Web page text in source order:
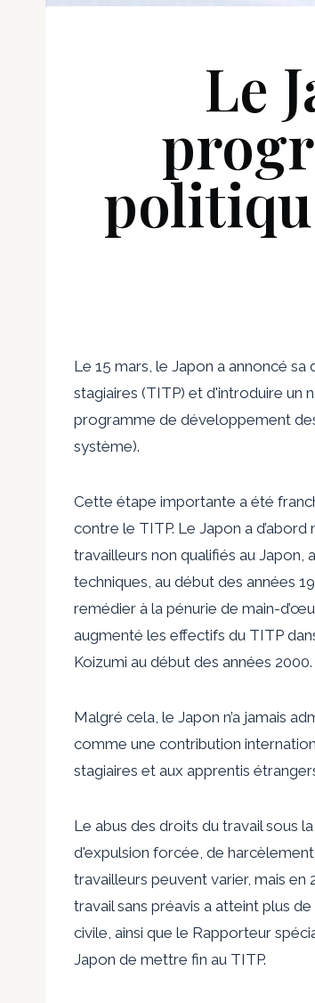
Le
Le 15 mars, le Japon a annoncé
stagiaires (TITP) et d'introduire un
programme de développement
système).
Cette étape importante a été
contre le TITP. Le Japon a
travailleurs non qualifiés au
techniques, au début des années
remédier à la pénurie de main-
augmenté les effectifs du TITP
Koizumi au début des années 2000.
Malgré cela, le Japon n’a jamais
comme une contribution
stagiaires et aux apprentis
Le abus des droits du travail sous
d'expulsion forcée, de
travailleurs peuvent varier, mais
travail sans préavis a atteint plus
civile, ainsi que le Rapporteur
Japon de mettre fin au TITP.